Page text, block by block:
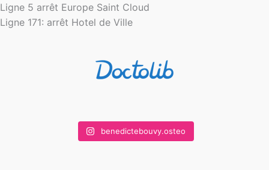
Ligne 5 arrêt Europe Saint Cloud
Ligne 171: arrêt Hotel de Ville
benedictebouvy.osteo